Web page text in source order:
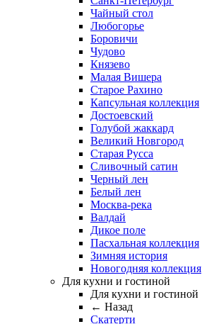
Чайный стол
Любогорье
Боровичи
Чудово
Князево
Малая Вишера
Старое Рахино
Капсульная коллекция
Достоевский
Голубой жаккард
Великий Новгород
Старая Русса
Сливочный сатин
Черный лен
Белый лен
Москва-река
Валдай
Дикое поле
Пасхальная коллекция
Зимняя история
Новогодняя коллекция
Для кухни и гостиной
Для кухни и гостиной
← Назад
Скатерти